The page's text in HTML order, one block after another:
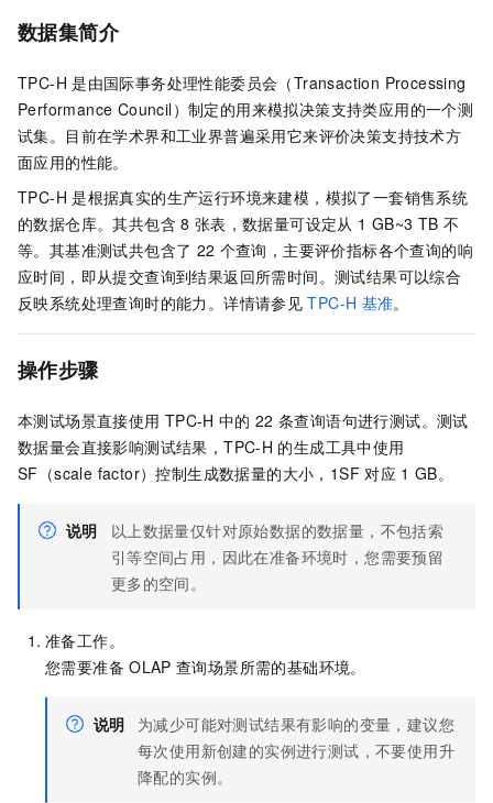
数据集简介
TPC-H 是由国际事务处理性能委员会（Transaction Processing
Performance Council）制定的用来模拟决策支持类应用的一个测
试集。目前在学术界和工业界普遍采用它来评价决策支持技术方
面应用的性能。
TPC-H 是根据真实的生产运行环境来建模，模拟了一套销售系统
的数据仓库。其共包含 8 张表，数据量可设定从 1 GB~3 TB 不
等。其基准测试共包含了 22 个查询，主要评价指标各个查询的响
应时间，即从提交查询到结果返回所需时间。测试结果可以综合
反映系统处理查询时的能力。详情请参见 TPC-H 基准。
操作步骤
本测试场景直接使用 TPC-H 中的 22 条查询语句进行测试。测试
数据量会直接影响测试结果，TPC-H 的生成工具中使用
SF（scale factor）控制生成数据量的大小，1SF 对应 1 GB。
说明
以上数据量仅针对原始数据的数据量，不包括索
引等空间占用，因此在准备环境时，您需要预留
更多的空间。
准备工作。
您需要准备 OLAP 查询场景所需的基础环境。
说明
为减少可能对测试结果有影响的变量，建议您
每次使用新创建的实例进行测试，不要使用升
降配的实例。